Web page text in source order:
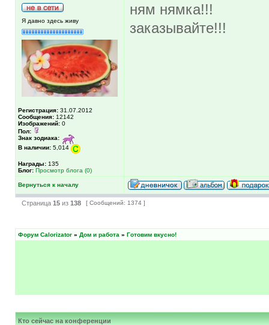
Я давно здесь живу
Регистрация: 31.07.2012
Сообщения: 12142
Изображений: 0
Пол:
Знак зодиака:
В наличии: 5,014
Награды: 135
Блог: Просмотр блога (0)
ням нямка!!!
заказывайте!!!
Вернуться к началу
Страница 15 из 138 [ Сообщений: 1374 ]
Форум Calorizator » Дом и работа » Готовим вкусно!
Кто сейчас на конференции